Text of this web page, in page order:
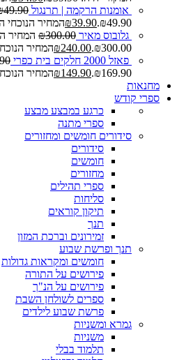
אומנות הרקמה | תרנגול 49.90
₪49.90.
₪39.90
המחיר הנוכחי הוא:
גלובוס מאיר
₪300.00
המחיר
₪300.00.
₪240.00
המחיר הנוכחי
פאזל 2000 חלקים בית כפרי
₪169.90.
₪149.90
המחיר הנוכחי
מחנאות
ספרי קודש
כרגע במבצע מבצע
ספרי מתנה
סידורים חומשים ומחזורים
סידורים
חומשים
מחזורים
ספרי תהילים
סליחות
תיקון קוראים
תנך
זמירונים וברכת המזון
תנך ופרשת שבוע
חומשים ומקראות גדולות
פירושים על התורה
פירושים על הנ"ך
ספרים לשולחן השבת
פרשת שבוע לילדים
גמרא ומשניות
משניות
תלמוד בבלי